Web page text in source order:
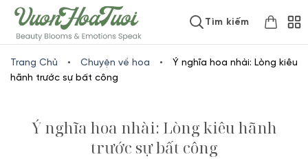
www.vuonhoatuoi.vnSkip
to
content
Tìm kiếm
Trang Chủ • Chuyện về hoa •
Ý nghĩa hoa nhài: Lòng kiêu
hãnh trước sự bất công
Ý nghĩa hoa nhài: Lòng kiêu hãnh
trước sự bất công